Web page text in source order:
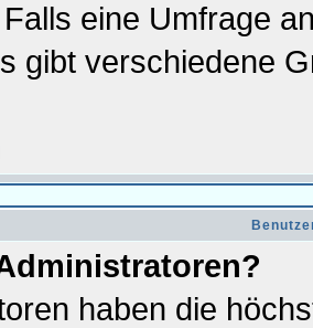
eine Umfrage
gibt verschiedene
haben die